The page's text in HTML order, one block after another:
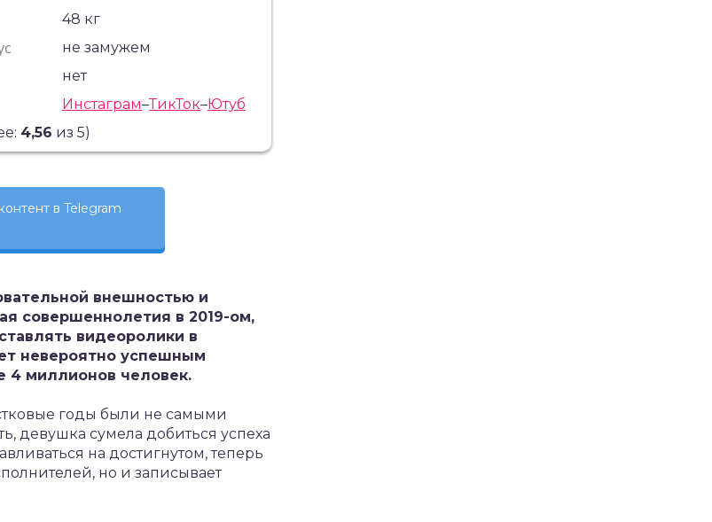
48 кг
не замужем
нет
Инстаграм–ТикТок–Ютуб
4,56 из 5)
в Telegram
внешностью и
совершеннолетия в 2019-ом,
видеоролики в
невероятно успешным
4 миллионов человек.
годы были не самыми
девушка сумела добиться успеха
на достигнутом, теперь
но и записывает